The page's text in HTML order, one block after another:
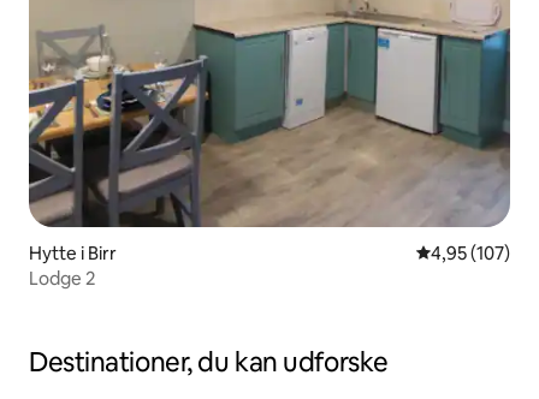
Hytte i Birr 4,95 ud af 5 i
4,95 (107)
Lodge 2
Destinationer, du kan udforske